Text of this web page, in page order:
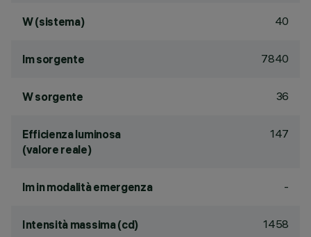
W (sistema) 40
lm sorgente 7840
W sorgente 36
Efficienza luminosa
(valore reale)
147
lm in modalità emergenza -
Intensità massima (cd) 1458